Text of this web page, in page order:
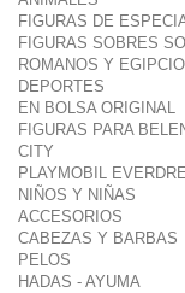
FIGURAS DE
FIGURAS SOBRES
ROMANOS Y
DEPORTES
EN BOLSA ORIGINAL
FIGURAS PARA
CITY
PLAYMOBIL
NIÑOS Y NIÑAS
ACCESORIOS
CABEZAS Y BARBAS
PELOS
HADAS - AYUMA